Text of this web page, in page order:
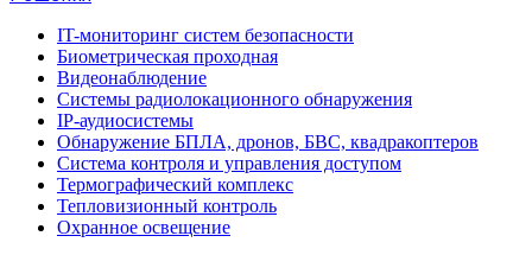
IT-мониторинг систем безопасности
Биометрическая проходная
Видеонаблюдение
Системы радиолокационного обнаружения
IP-аудиосистемы
Обнаружение БПЛА, дронов, БВС, квадракоптеров
Система контроля и управления доступом
Термографический комплекс
Тепловизионный контроль
Охранное освещение